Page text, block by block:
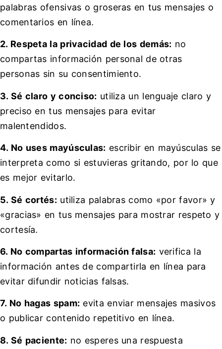
palabras ofensivas o groseras en tus mensajes o
comentarios en línea.
2. Respeta la privacidad de los demás: no
compartas información personal de otras
personas sin su consentimiento.
3. Sé claro y conciso: utiliza un lenguaje claro y
preciso en tus mensajes para evitar
malentendidos.
4. No uses mayúsculas: escribir en mayúsculas se
interpreta como si estuvieras gritando, por lo que
es mejor evitarlo.
5. Sé cortés: utiliza palabras como «por favor» y
«gracias» en tus mensajes para mostrar respeto y
cortesía.
6. No compartas información falsa: verifica la
información antes de compartirla en línea para
evitar difundir noticias falsas.
7. No hagas spam: evita enviar mensajes masivos
o publicar contenido repetitivo en línea.
8. Sé paciente: no esperes una respuesta